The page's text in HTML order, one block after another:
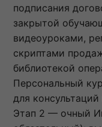
подписания
закрытой
видеоуроками,
скриптами
библиотекой
Персональный
для
Этап 2 — очный